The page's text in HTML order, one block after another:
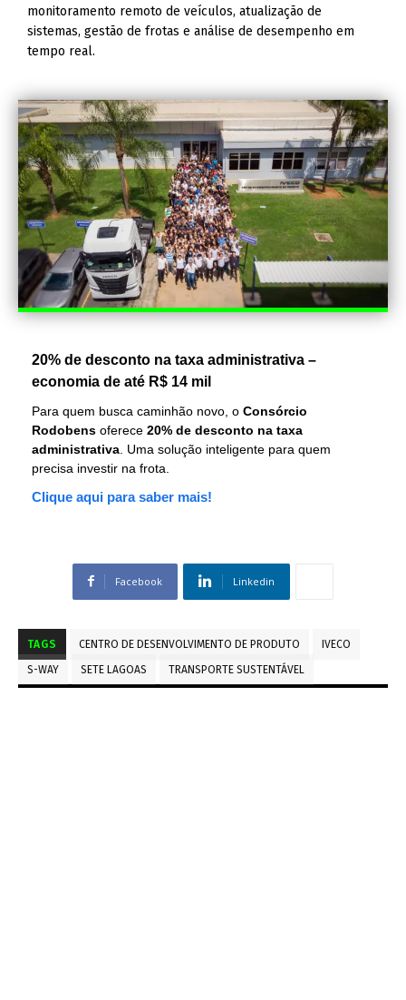
monitoramento remoto de veículos, atualização de
sistemas, gestão de frotas e análise de desempenho em
tempo real.
20% de desconto na taxa administrativa –
economia de até R$ 14 mil
Para quem busca caminhão novo, o Consórcio
Rodobens oferece 20% de desconto na taxa
administrativa . Uma solução inteligente para quem
precisa investir na frota.
Clique aqui para saber mais!
Facebook Linkedin
TAGS CENTRO DE DESENVOLVIMENTO DE PRODUTO
IVECO
S-WAY
SETE LAGOAS TRANSPORTE SUSTENTÁVEL